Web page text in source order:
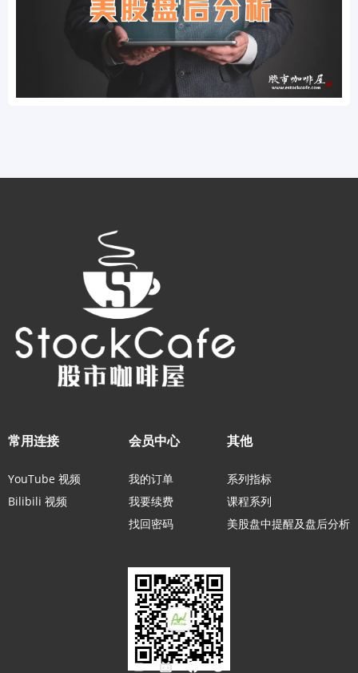
常用连接
YouTube 视频
Bilibili 视频
会员中心
我的订单
我要续费
找回密码
其他
系列指标
课程系列
美股盘中提醒及盘后分析